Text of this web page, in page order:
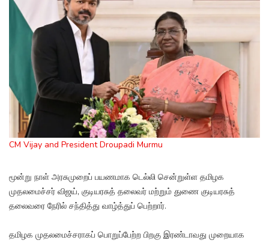
CM Vijay and President Droupadi Murmu
மூன்று நாள் அரசுமுறைப் பயணமாக டெல்லி சென்றுள்ள தமிழக
முதலமைச்சர் விஜய், குடியரசுத் தலைவர் மற்றும் துணை குடியரசுத்
தலைவரை நேரில் சந்தித்து வாழ்த்துப் பெற்றார்.
தமிழக முதலமைச்சராகப் பொறுப்பேற்ற பிறகு இரண்டாவது முறையாக